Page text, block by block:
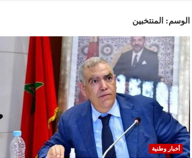
الوسم: المنتخبين
أخبار وطنية